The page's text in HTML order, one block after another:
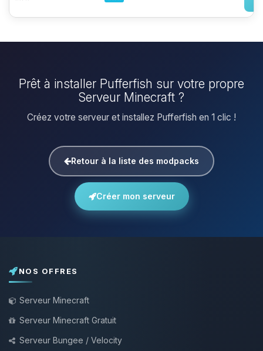
Prêt à installer Pufferfish sur votre propre
Serveur Minecraft ?
Créez votre serveur et installez Pufferfish en 1 clic !
Retour à la liste des modpacks
Créer mon serveur
NOS OFFRES
Serveur Minecraft
Serveur Minecraft Gratuit
Serveur Bungee / Velocity